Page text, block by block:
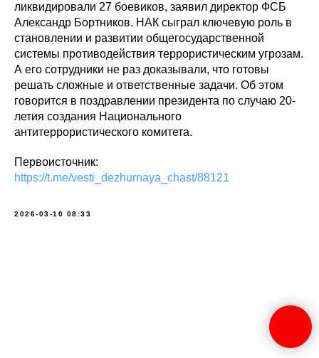
ликвидировали 27 боевиков, заявил директор ФСБ
Александр Бортников. НАК сыграл ключевую роль в
становлении и развитии общегосударственной
системы противодействия террористическим угрозам.
А его сотрудники не раз доказывали, что готовы
решать сложные и ответственные задачи. Об этом
говорится в поздравлении президента по случаю 20-
летия создания Национального
антитеррористического комитета.
Первоисточник:
https://t.me/vesti_dezhurnaya_chast/88121
2026-03-10 08:33